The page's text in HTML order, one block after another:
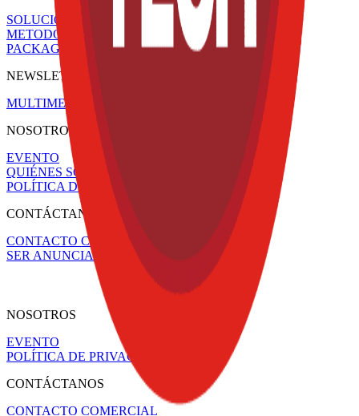
SOLUCIONES Y TECNOLOGÍA ALIMENTARIA
METODOS DE CONTROL Y REGULACIÓN
PACKAGING Y PROCESAMIENTO
NEWSLETTERS
MULTIMEDIA
NOSOTROS
EVENTO
QUIÉNES SOMOS
POLÍTICA DE PRIVACIDAD
CONTÁCTANOS
CONTACTO COMERCIAL
SER ANUNCIANTE
NOSOTROS
EVENTO
POLÍTICA DE PRIVACIDAD
CONTÁCTANOS
CONTACTO COMERCIAL